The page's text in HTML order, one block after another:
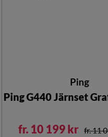
Ping
Ping G440 Järnset
fr. 10 199 kr fr. 11